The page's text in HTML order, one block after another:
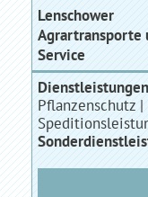
Lenschower
Agrartransporte
Service
Pflanzenschutz